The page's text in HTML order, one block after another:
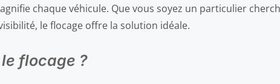
chaque véhicule. Que vous soyez un particulier
le flocage offre la solution idéale.
flocage ?